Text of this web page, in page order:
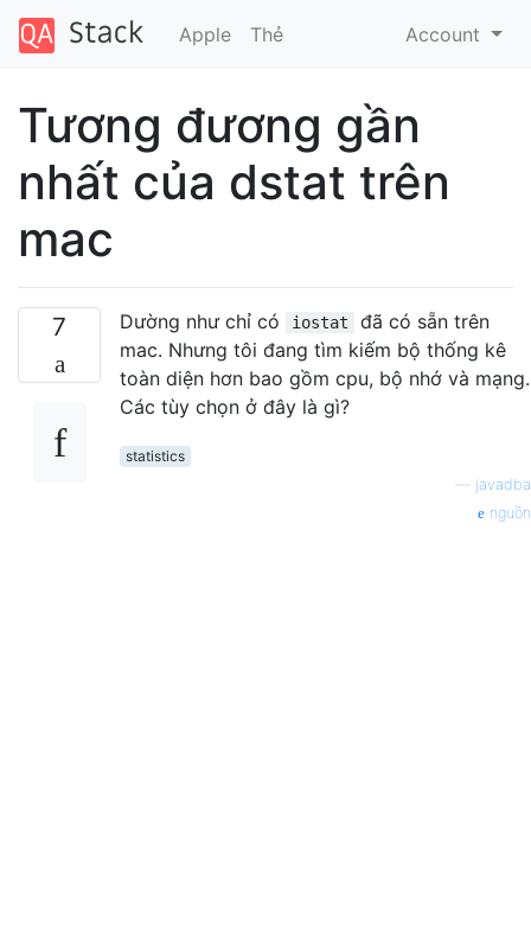
Apple Thẻ Account
Tương đương gần
nhất của dstat trên
mac
7 Dường như chỉ có iostat
đã có sẵn trên
mac. Nhưng tôi đang tìm kiếm bộ thống kê
toàn diện hơn bao gồm cpu, bộ nhớ và mạng.
Các tùy chọn ở đây là gì?
statistics
javadba
nguồn